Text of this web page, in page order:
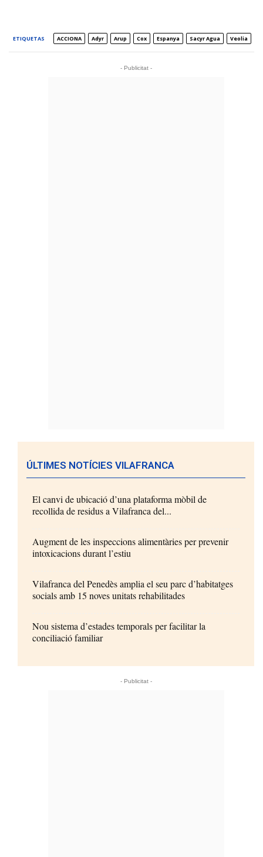
ETIQUETAS ACCIONA Adyr Arup Cox Espanya Sacyr Agua Veolia
- Publicitat -
ÚLTIMES NOTÍCIES VILAFRANCA
El canvi de ubicació d’una plataforma mòbil de
recollida de residus a Vilafranca del...
Augment de les inspeccions alimentàries per prevenir
intoxicacions durant l’estiu
Vilafranca del Penedès amplia el seu parc d’habitatges
socials amb 15 noves unitats rehabilitades
Nou sistema d’estades temporals per facilitar la
conciliació familiar
- Publicitat -